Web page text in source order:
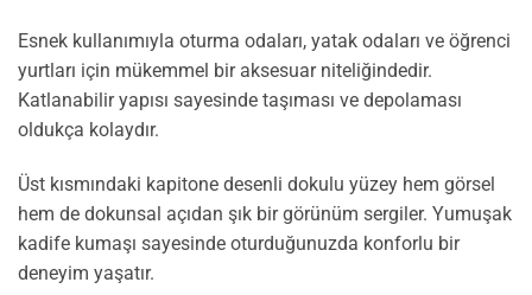
Esnek kullanımıyla oturma odaları, yatak odaları ve öğrenci
yurtları için mükemmel bir aksesuar niteliğindedir.
Katlanabilir yapısı sayesinde taşıması ve depolaması
oldukça kolaydır.
Üst kısmındaki kapitone desenli dokulu yüzey hem görsel
hem de dokunsal açıdan şık bir görünüm sergiler. Yumuşak
kadife kumaşı sayesinde oturduğunuzda konforlu bir
deneyim yaşatır.